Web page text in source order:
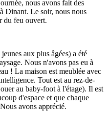
nous avons fait des
Dinant. Le soir, nous nous
du feu ouvert.
aux plus âgées) a été
Nous n'avons pas eu à
! La maison est meublée avec
Tout est au rez-de-
au baby-foot à l'étage). Il est
d'espace et que chaque
avons apprécié.